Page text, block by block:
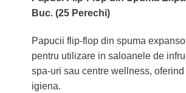
Buc. (25 Perechi)
Papucii flip-flop din spuma
pentru utilizare in saloanele de
spa-uri sau centre wellness, oferind
igiena.